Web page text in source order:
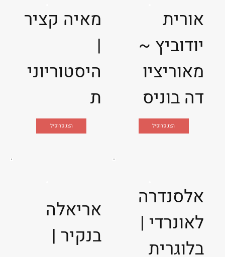
מאיה קציר
|
היסטוריוני
ת
הצג פרופיל
אורית
יודוביץ ~
מאוריציו
דה בוניס
הצג פרופיל
אריאלה
בנקיר |
אלסנדרה
לאונרדי |
בלוגרית